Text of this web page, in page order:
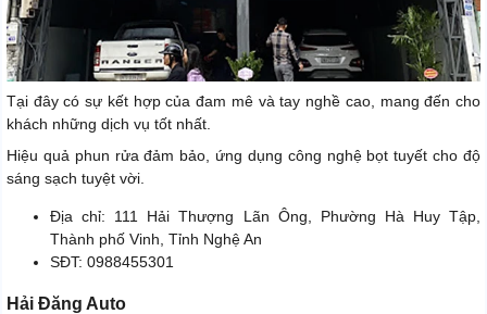
Tại đây có sự kết hợp của đam mê và tay nghề cao, mang đến cho
khách những dịch vụ tốt nhất.
Hiệu quả phun rửa đảm bảo, ứng dụng công nghệ bọt tuyết cho độ
sáng sạch tuyệt vời.
Địa chỉ: 111 Hải Thượng Lãn Ông, Phường Hà Huy Tập,
Thành phố Vinh, Tỉnh Nghệ An
SĐT: 0988455301
Hải Đăng Auto